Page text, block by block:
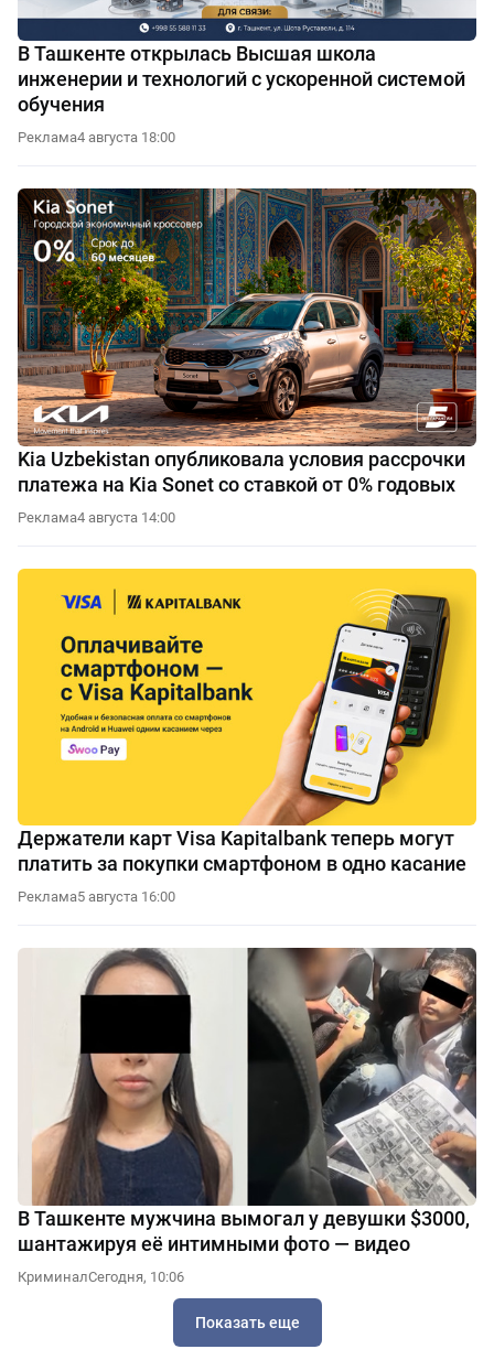
В Ташкенте открылась Высшая школа
инженерии и технологий с ускоренной системой
обучения
Реклама4 августа 18:00
Kia Uzbekistan опубликовала условия рассрочки
платежа на Kia Sonet со ставкой от 0% годовых
Реклама4 августа 14:00
Держатели карт Visa Kapitalbank теперь могут
платить за покупки смартфоном в одно касание
Реклама5 августа 16:00
В Ташкенте мужчина вымогал у девушки $3000,
шантажируя её интимными фото — видео
КриминалСегодня, 10:06
Показать еще